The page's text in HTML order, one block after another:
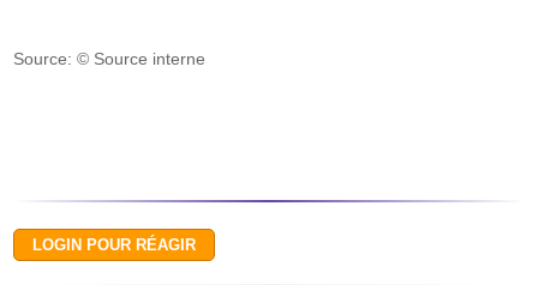
Source: © Source interne